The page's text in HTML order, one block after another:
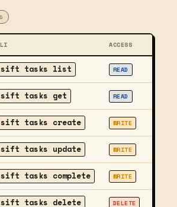
ACCESS
sift tasks list READ
sift tasks get READ
sift tasks create WRITE
sift tasks update WRITE
sift tasks complete WRITE
sift tasks delete DELETE